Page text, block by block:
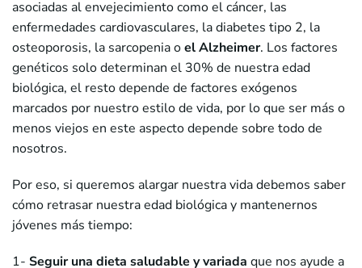
asociadas al envejecimiento como el cáncer, las
enfermedades cardiovasculares, la diabetes tipo 2, la
osteoporosis, la sarcopenia oel Alzheimer. Los factores
genéticos solo determinan el 30% de nuestra edad
biológica, el resto depende de factores exógenos
marcados por nuestro estilo de vida, por lo que ser más o
menos viejos en este aspecto depende sobre todo de
nosotros.
Por eso, si queremos alargar nuestra vida debemos saber
cómo retrasar nuestra edad biológica y mantenernos
jóvenes más tiempo:
1- Seguir una dieta saludable y variada que nos ayude a